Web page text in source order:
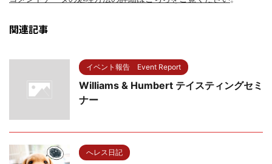
関連記事
イベント報告 Event Report
Williams & Humbert テイスティングセミ
ナー
へレス日記